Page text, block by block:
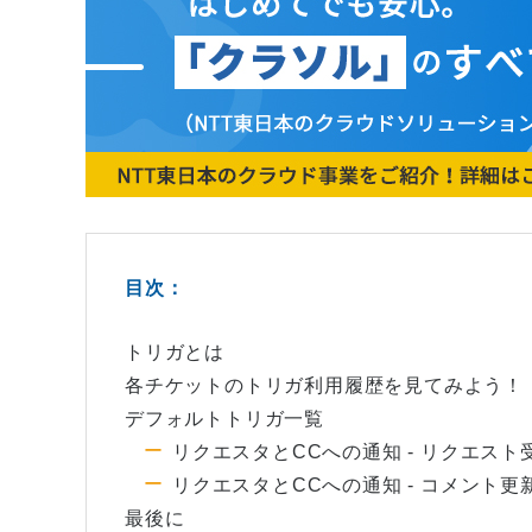
目次：
トリガとは
各チケットのトリガ利用履歴を見てみよう！
デフォルトトリガ一覧
リクエスタとCCへの通知 - リクエスト
リクエスタとCCへの通知 - コメント更
最後に